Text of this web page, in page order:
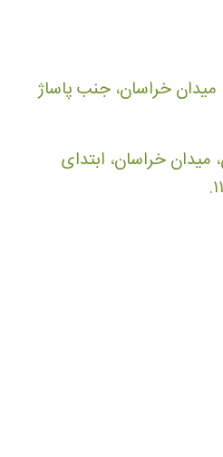
میدان خراسان، جنب پاساژ
میدان خراسان، ابتدای